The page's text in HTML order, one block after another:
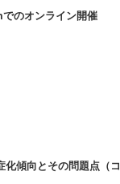
のオンライン開催
化傾向とその問題点（